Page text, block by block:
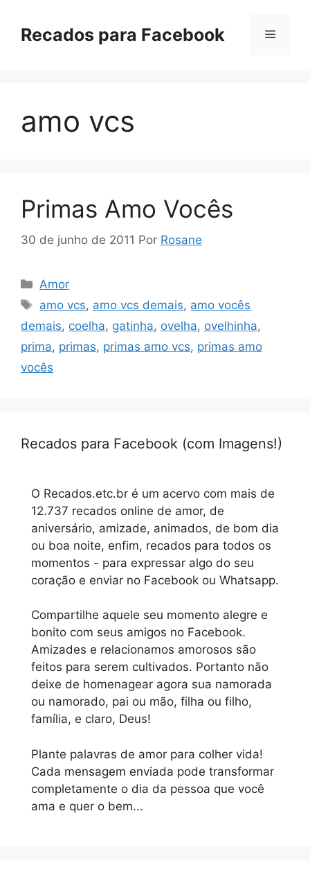
paraRecados para Facebook Menu
amo vcs
Primas Amo Vocês
30 de junho de 2011 Por Rosane
Categorias
Amor
Tags
amo vcs, amo vcs demais, amo vocês
demais, coelha, gatinha, ovelha, ovelhinha,
prima, primas, primas amo vcs, primas amo
vocês
Recados para Facebook (com Imagens!)
O Recados.etc.br é um acervo com mais de
12.737 recados online de amor, de
aniversário, amizade, animados, de bom dia
ou boa noite, enfim, recados para todos os
momentos - para expressar algo do seu
coração e enviar no Facebook ou Whatsapp.
Compartilhe aquele seu momento alegre e
bonito com seus amigos no Facebook.
Amizades e relacionamos amorosos são
feitos para serem cultivados. Portanto não
deixe de homenagear agora sua namorada
ou namorado, pai ou mão, filha ou filho,
família, e claro, Deus!
Plante palavras de amor para colher vida!
Cada mensagem enviada pode transformar
completamente o dia da pessoa que você
ama e quer o bem...